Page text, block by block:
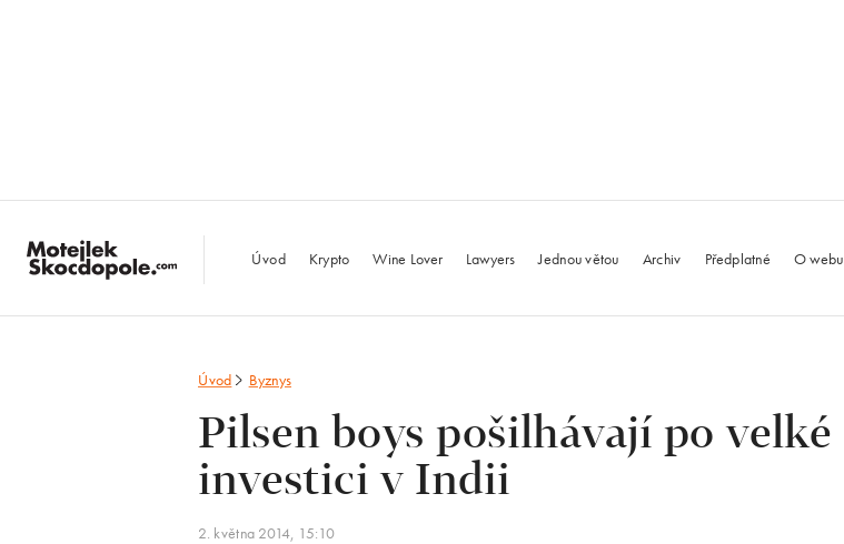
MotejlekSkocdopole.com
Úvod Krypto Wine Lover Lawyers Jednou větou Archiv Předplatné O webu
Úvod Byznys
Pilsen boys pošilhávají po velké
investici v Indii
2. května 2014, 15:10